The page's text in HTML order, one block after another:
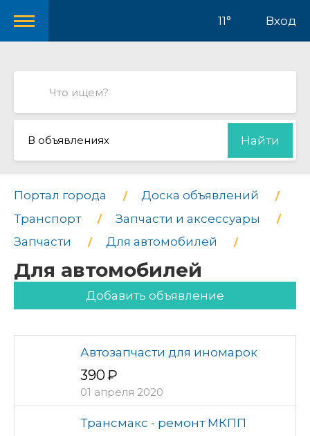
11° Вход
В объявлениях Найти
Портал города
Доска объявлений
Транспорт
Запчасти и аксессуары
Запчасти
Для автомобилей
Для автомобилей
Добавить объявление
Автозапчасти для иномарок
390
01 апреля 2020
Трансмакс - ремонт МКПП